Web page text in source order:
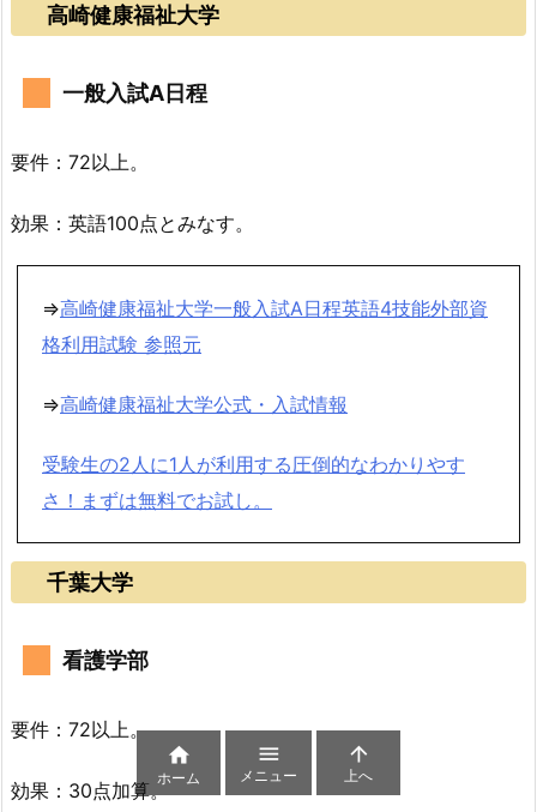
高崎健康福祉大学
一般入試A日程
要件：72以上。
効果：英語100点とみなす。
⇒高崎健康福祉大学一般入試A日程英語4技能外部資
格利用試験 参照元
⇒高崎健康福祉大学公式・入試情報
受験生の2人に1人が利用する圧倒的なわかりやす
さ！まずは無料でお試し。
千葉大学
看護学部
要件：72以上。
効果：30点加算。

ホーム

メニュー

上へ